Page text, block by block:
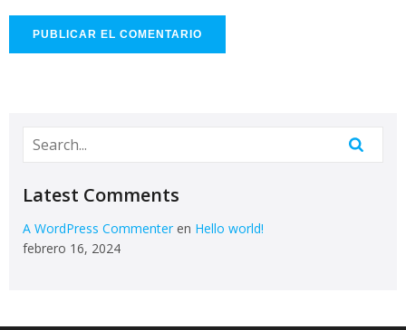
Latest Comments
A WordPress Commenter en Hello world!
febrero 16, 2024